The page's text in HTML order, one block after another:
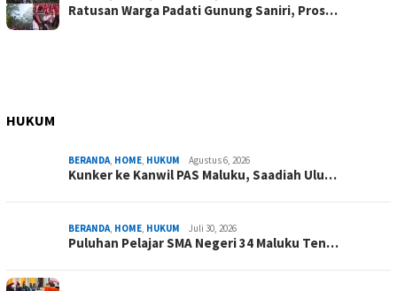
Ratusan Warga Padati Gunung Saniri, Pros…
HUKUM
BERANDA HOME HUKUM Agustus 6, 2026
Kunker ke Kanwil PAS Maluku, Saadiah Ulu…
BERANDA HOME HUKUM Juli 30, 2026
Puluhan Pelajar SMA Negeri 34 Maluku Ten…